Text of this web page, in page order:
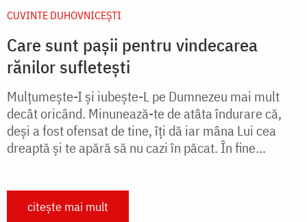
CUVINTE DUHOVNICEȘTI
Care sunt pașii pentru vindecarea
rănilor sufletești
Mulțumește-I și iubește-L pe Dumnezeu mai mult
decât oricând. Minunează-te de atâta îndurare că,
deși a fost ofensat de tine, îți dă iar mâna Lui cea
dreaptă şi te apără să nu cazi în păcat. În fine...
citește mai mult